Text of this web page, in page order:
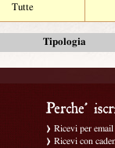
Tutte
Tipologia
Ricevi per
Ricevi con